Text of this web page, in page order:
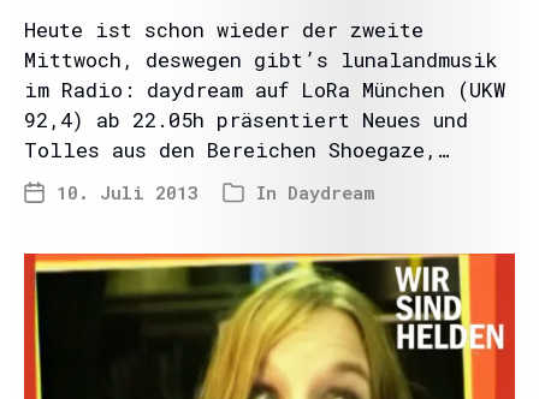
Heute ist schon wieder der zweite
Mittwoch, deswegen gibt’s lunalandmusik
im Radio: daydream auf LoRa München (UKW
92,4) ab 22.05h präsentiert Neues und
Tolles aus den Bereichen Shoegaze,…
10. Juli 2013 In Daydream